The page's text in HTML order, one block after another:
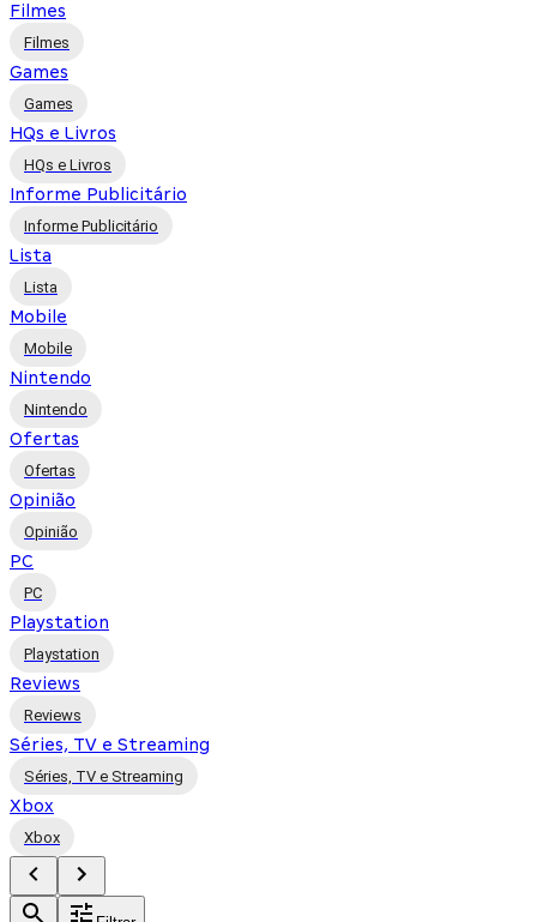
Filmes
Filmes
Games
Games
HQs e Livros
HQs e Livros
Informe Publicitário
Informe Publicitário
Lista
Lista
Mobile
Mobile
Nintendo
Nintendo
Ofertas
Ofertas
Opinião
Opinião
PC
PC
Playstation
Playstation
Reviews
Reviews
Séries, TV e Streaming
Séries, TV e Streaming
Xbox
Xbox